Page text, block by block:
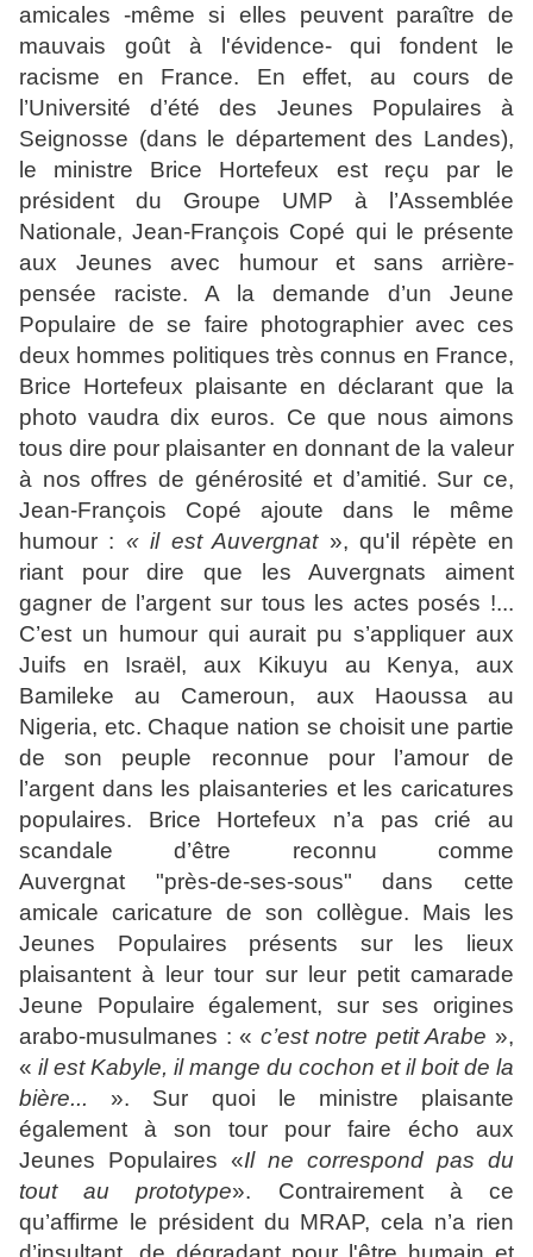
amicales -même si elles peuvent paraître de
mauvais goût à l'évidence- qui fondent le
racisme en France. En effet, au cours de
l’Université d’été des Jeunes Populaires à
Seignosse (dans le département des Landes),
le ministre Brice Hortefeux est reçu par le
président du Groupe UMP à l’Assemblée
Nationale, Jean-François Copé qui le présente
aux Jeunes avec humour et sans arrière-
pensée raciste. A la demande d’un Jeune
Populaire de se faire photographier avec ces
deux hommes politiques très connus en France,
Brice Hortefeux plaisante en déclarant que la
photo vaudra dix euros. Ce que nous aimons
tous dire pour plaisanter en donnant de la valeur
à nos offres de générosité et d’amitié. Sur ce,
Jean-François Copé ajoute dans le même
humour : « il est Auvergnat», qu'il répète en
riant pour dire que les Auvergnats aiment
gagner de l’argent sur tous les actes posés !...
C’est un humour qui aurait pu s’appliquer aux
Juifs en Israël, aux Kikuyu au Kenya, aux
Bamileke au Cameroun, aux Haoussa au
Nigeria, etc. Chaque nation se choisit une partie
de son peuple reconnue pour l’amour de
l’argent dans les plaisanteries et les caricatures
populaires. Brice Hortefeux n’a pas crié au
scandale d’être reconnu comme
Auvergnat "près-de-ses-sous" dans cette
amicale caricature de son collègue. Mais les
Jeunes Populaires présents sur les lieux
plaisantent à leur tour sur leur petit camarade
Jeune Populaire également, sur ses origines
arabo-musulmanes : « c’est notre petit Arabe »,
« il est Kabyle, il mange du cochon et il boit de la
bière... ». Sur quoi le ministre plaisante
également à son tour pour faire écho aux
Jeunes Populaires «Il ne correspond pas du
tout au prototype». Contrairement à ce
qu’affirme le président du MRAP, cela n’a rien